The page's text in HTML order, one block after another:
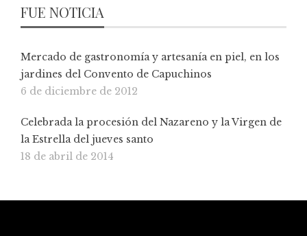
FUE NOTICIA
Mercado de gastronomía y artesanía en piel, en los
jardines del Convento de Capuchinos
6 de diciembre de 2012
Celebrada la procesión del Nazareno y la Virgen de
la Estrella del jueves santo
18 de abril de 2014